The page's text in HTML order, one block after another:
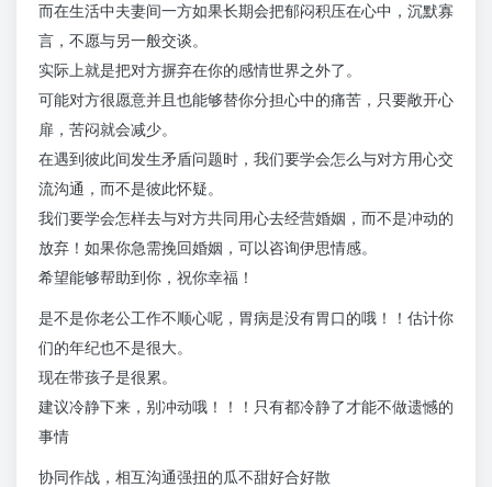
而在生活中夫妻间一方如果长期会把郁闷积压在心中，沉默寡
言，不愿与另一般交谈。
实际上就是把对方摒弃在你的感情世界之外了。
可能对方很愿意并且也能够替你分担心中的痛苦，只要敞开心
扉，苦闷就会减少。
在遇到彼此间发生矛盾问题时，我们要学会怎么与对方用心交
流沟通，而不是彼此怀疑。
我们要学会怎样去与对方共同用心去经营婚姻，而不是冲动的
放弃！如果你急需挽回婚姻，可以咨询伊思情感。
希望能够帮助到你，祝你幸福！
是不是你老公工作不顺心呢，胃病是没有胃口的哦！！估计你
们的年纪也不是很大。
现在带孩子是很累。
建议冷静下来，别冲动哦！！！只有都冷静了才能不做遗憾的
事情
协同作战，相互沟通强扭的瓜不甜好合好散